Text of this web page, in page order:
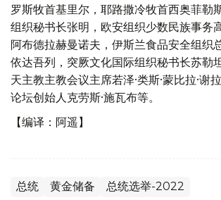
罗斯牧首基里尔，耶路撒冷牧首西奥菲勒
组织秘书长张明，欧安组织少数民族事务
阿布德拉赫曼诺夫，伊斯兰食品安全组织
依达吾列，突厥文化国际组织秘书长苏勒
天主教主教会议主席若泽·类斯·蒙比拉·谢
论坛创始人克劳斯·施瓦布等。
【编译：阿遥】
总统 黄金储备 总统选举-2022